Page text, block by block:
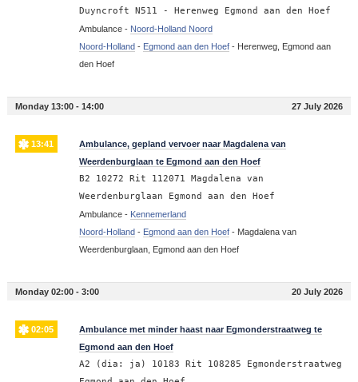
Duyncroft N511 - Herenweg Egmond aan den Hoef
Ambulance - Noord-Holland Noord
Noord-Holland - Egmond aan den Hoef- Herenweg, Egmond aan
den Hoef
Monday 13:00 - 14:00 27 July 2026
13:41
Ambulance, gepland vervoer naar Magdalena van
Weerdenburglaan te Egmond aan den Hoef
B2 10272 Rit 112071 Magdalena van
Weerdenburglaan Egmond aan den Hoef
Ambulance - Kennemerland
Noord-Holland - Egmond aan den Hoef- Magdalena van
Weerdenburglaan, Egmond aan den Hoef
Monday 02:00 - 3:00 20 July 2026
02:05
Ambulance met minder haast naar Egmonderstraatweg te
Egmond aan den Hoef
A2 (dia: ja) 10183 Rit 108285 Egmonderstraatweg